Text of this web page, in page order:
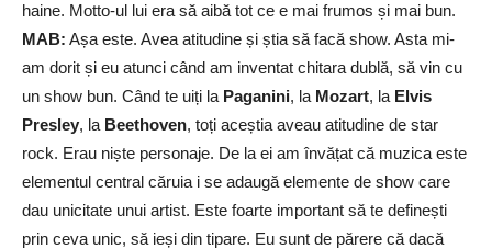
haine. Motto-ul lui era să aibă tot ce e mai frumos și mai bun.
MAB: Așa este. Avea atitudine și știa să facă show. Asta mi-
am dorit și eu atunci când am inventat chitara dublă, să vin cu
un show bun. Când te uiți la Paganini, la Mozart, la Elvis
Presley, la Beethoven, toți aceștia aveau atitudine de star
rock. Erau niște personaje. De la ei am învățat că muzica este
elementul central căruia i se adaugă elemente de show care
dau unicitate unui artist. Este foarte important să te definești
prin ceva unic, să ieși din tipare. Eu sunt de părere că dacă